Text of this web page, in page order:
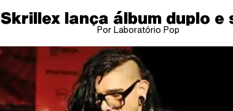
Skrillex lança álbum duplo e
Por Laboratório Pop